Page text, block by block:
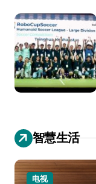
智慧生活
电视